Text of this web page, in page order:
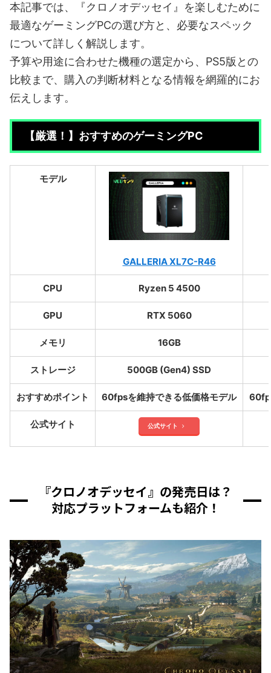
本記事では、『クロノオデッセイ』を楽しむために
最適なゲーミングPCの選び方と、必要なスペック
について詳しく解説します。
予算や用途に合わせた機種の選定から、PS5版との
比較まで、購入の判断材料となる情報を網羅的にお
伝えします。
【厳選！】おすすめのゲーミングPC
モデル
GALLERIA XL7C-R46
CPU Ryzen 5 4500
GPU RTX 5060
メモリ 16GB
ストレージ 500GB (Gen4) SSD
おすすめポイント 60fpsを維持できる低価格モデル
公式サイト 公式サイト
『クロノオデッセイ』の発売日は？
対応プラットフォームも紹介！